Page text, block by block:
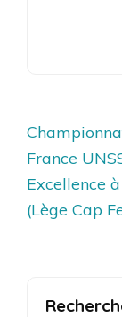
de
l’article
France
Excellence
(Lège Cap